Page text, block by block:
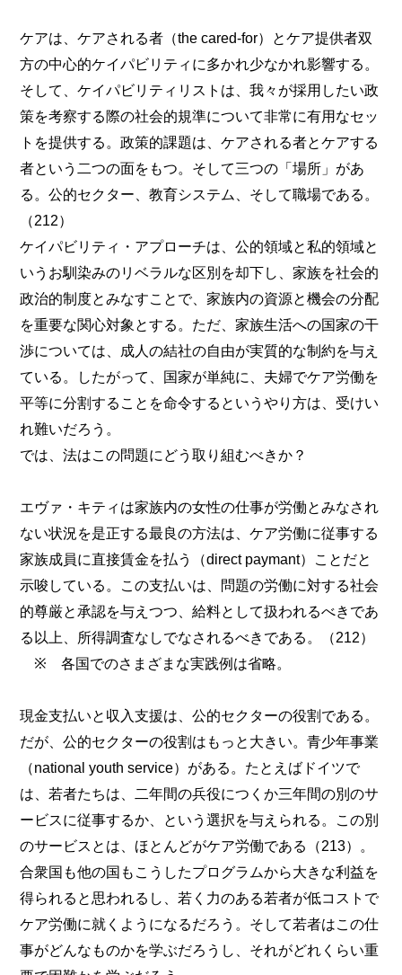
ケアは、ケアされる者（the cared-for）とケア提供者双
方の中心的ケイパビリティに多かれ少なかれ影響する。
そして、ケイパビリティリストは、我々が採用したい政
策を考察する際の社会的規準について非常に有用なセッ
トを提供する。政策的課題は、ケアされる者とケアする
者という二つの面をもつ。そして三つの「場所」があ
る。公的セクター、教育システム、そして職場である。
（212）
ケイパビリティ・アプローチは、公的領域と私的領域と
いうお馴染みのリベラルな区別を却下し、家族を社会的
政治的制度とみなすことで、家族内の資源と機会の分配
を重要な関心対象とする。ただ、家族生活への国家の干
渉については、成人の結社の自由が実質的な制約を与え
ている。したがって、国家が単純に、夫婦でケア労働を
平等に分割することを命令するというやり方は、受けい
れ難いだろう。
では、法はこの問題にどう取り組むべきか？
エヴァ・キティは家族内の女性の仕事が労働とみなされ
ない状況を是正する最良の方法は、ケア労働に従事する
家族成員に直接賃金を払う（direct paymant）ことだと
示唆している。この支払いは、問題の労働に対する社会
的尊厳と承認を与えつつ、給料として扱われるべきであ
る以上、所得調査なしでなされるべきである。（212）
※ 各国でのさまざまな実践例は省略。
現金支払いと収入支援は、公的セクターの役割である。
だが、公的セクターの役割はもっと大きい。青少年事業
（national youth service）がある。たとえばドイツで
は、若者たちは、二年間の兵役につくか三年間の別のサ
ービスに従事するか、という選択を与えられる。この別
のサービスとは、ほとんどがケア労働である（213）。
合衆国も他の国もこうしたプログラムから大きな利益を
得られると思われるし、若く力のある若者が低コストで
ケア労働に就くようになるだろう。そして若者はこの仕
事がどんなものかを学ぶだろうし、それがどれくらい重